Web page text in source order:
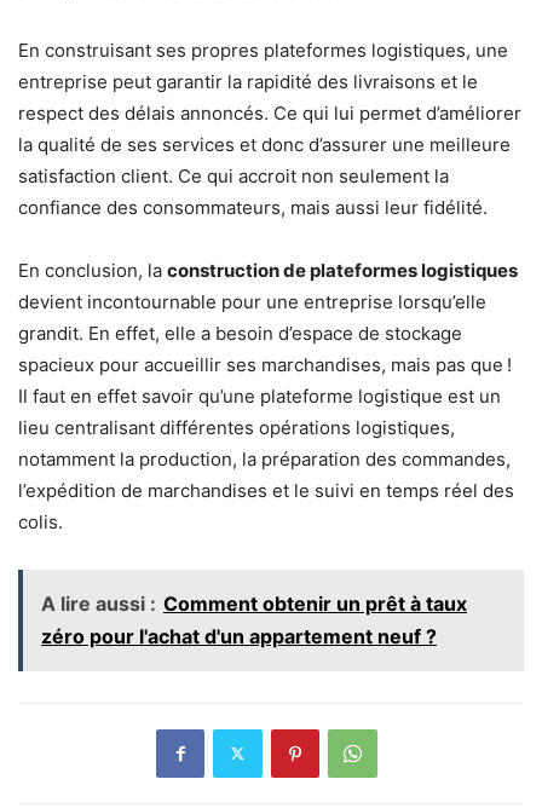
En construisant ses propres plateformes logistiques, une
entreprise peut garantir la rapidité des livraisons et le
respect des délais annoncés. Ce qui lui permet d’améliorer
la qualité de ses services et donc d’assurer une meilleure
satisfaction client. Ce qui accroit non seulement la
confiance des consommateurs, mais aussi leur fidélité.
En conclusion, la construction de plateformes logistiques
devient incontournable pour une entreprise lorsqu’elle
grandit. En effet, elle a besoin d’espace de stockage
spacieux pour accueillir ses marchandises, mais pas que !
Il faut en effet savoir qu’une plateforme logistique est un
lieu centralisant différentes opérations logistiques,
notamment la production, la préparation des commandes,
l’expédition de marchandises et le suivi en temps réel des
colis.
A lire aussi : Comment obtenir un prêt à taux
zéro pour l'achat d'un appartement neuf ?